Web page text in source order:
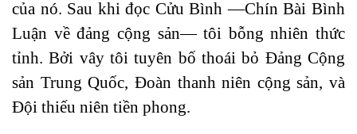
của nó. Sau khi đọc Cửu Bình —Chín Bài Bình
Luận về đảng cộng sản— tôi bỗng nhiên thức
tỉnh. Bởi vây tôi tuyên bố thoái bỏ Đảng Cộng
sản Trung Quốc, Đoàn thanh niên cộng sản, và
Đội thiếu niên tiền phong.